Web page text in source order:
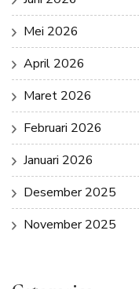
Mei 2026
April 2026
Maret 2026
Februari 2026
Januari 2026
Desember 2025
November 2025